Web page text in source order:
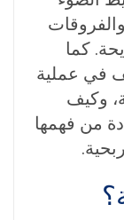
كما
في عملية
وكيف
من فهمها